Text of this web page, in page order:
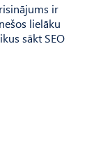
ir
lielāku
sākt SEO